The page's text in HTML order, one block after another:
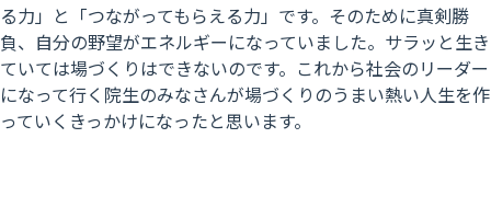
る力」と「つながってもらえる力」です。そのために真剣勝
負、自分の野望がエネルギーになっていました。サラッと生き
ていては場づくりはできないのです。これから社会のリーダー
になって行く院生のみなさんが場づくりのうまい熱い人生を作
っていくきっかけになったと思います。